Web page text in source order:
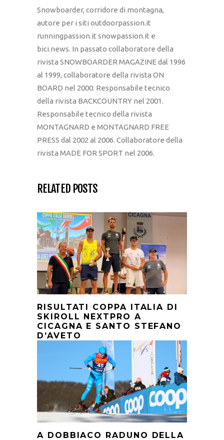
Snowboarder, corridore di montagna,
autore per i siti outdoorpassion.it
runningpassion.it snowpassion.it e
bici.news. In passato collaboratore della
rivista SNOWBOARDER MAGAZINE dal 1996
al 1999, collaboratore della rivista ON
BOARD nel 2000. Responsabile tecnico
della rivista BACKCOUNTRY nel 2001.
Responsabile tecnico della rivista
MONTAGNARD e MONTAGNARD FREE
PRESS dal 2002 al 2006. Collaboratore della
rivista MADE FOR SPORT nel 2006.
RELATED POSTS
RISULTATI COPPA ITALIA DI
SKIROLL NEXTPRO A
CICAGNA E SANTO STEFANO
D’AVETO
A DOBBIACO RADUNO DELLA